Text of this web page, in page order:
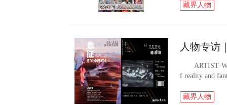
矫正的故事...
藏界人物
人物专访
f reality and
藏界人物